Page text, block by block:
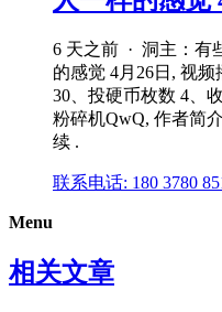
6 天之前 · 洞主：有
的感觉 4月26日, 视
30、投硬币枚数 4、
粉碎机QwQ, 作者简
续 .
联系电话: 180 3780
Menu
相关文章